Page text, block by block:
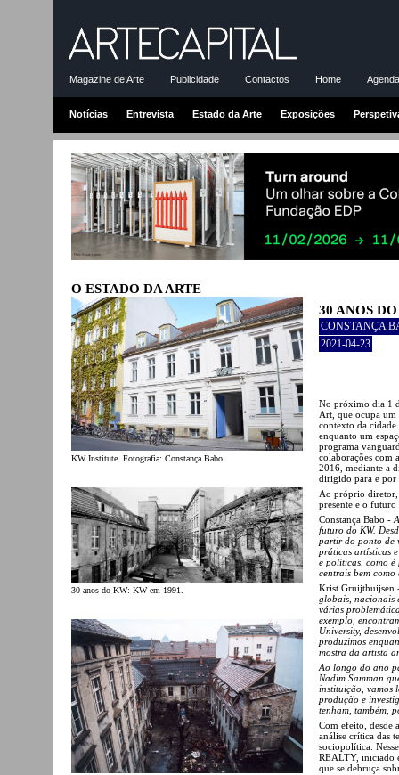
Magazine de Arte Publicidade Contactos Home
Notícias Entrevista Estado da Arte Exposições
O ESTADO DA ARTE
KW Institute. Fotografia: Constança Babo.
30 anos do KW: KW em 1991.
30 ANOS
CONSTANÇA
2021-04-23
No próximo dia 1
Art, que ocupa um
contexto da
enquanto um
programa
colaborações com
2016, mediante a
dirigido para e por
Ao próprio diretor,
presente e o
Constança Babo -
futuro do KW.
partir do ponto de
práticas artísticas
e políticas, como
centrais bem
Krist Gruijthuijsen
globais, nacionais
várias
exemplo,
University,
produzimos
mostra da artista
Ao longo do ano
Nadim Samman
instituição, vamos
produção e
tenham, também,
Com efeito, desde
análise crítica das
sociopolítica.
REALTY, iniciado
que se debruça